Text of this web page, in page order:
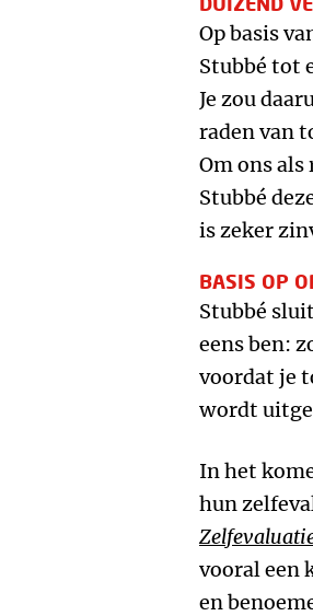
Op basis
Stubbé tot
Je zou
raden van
Om ons
Stubbé
is zeker
BASIS OP
Stubbé
eens ben:
voordat je
wordt
In het
hun
vooral een
en